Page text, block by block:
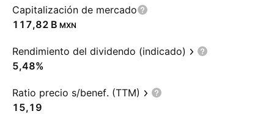
Capitalización de mercado
‪117,82 B‬ MXN
Rendimiento del dividendo (indicado)
5,48%
Ratio precio s/benef. (TTM)
15,19